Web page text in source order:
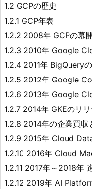
1.2 GCPの歴史
1.2.1 GCP年表
1.2.2 2008年 GCPの幕
1.2.3 2010年 Google
1.2.4 2011年 BigQuery
1.2.5 2012年 Google
1.2.6 2013年 Google
1.2.7 2014年 GKEのリリ
1.2.8 2014年の企業買収
1.2.9 2015年 Cloud
1.2.10 2016年 Cloud
1.2.11 2017年～2018年
1.2.12 2019年 AI